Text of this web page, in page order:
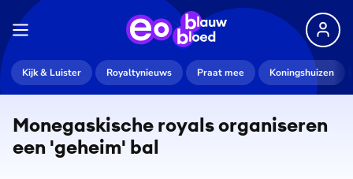
Kijk & Luister Royaltynieuws Praat mee Koningshuizen
Mo­ne­ga­s­ki­sche royals organiseren
een 'geheim' bal